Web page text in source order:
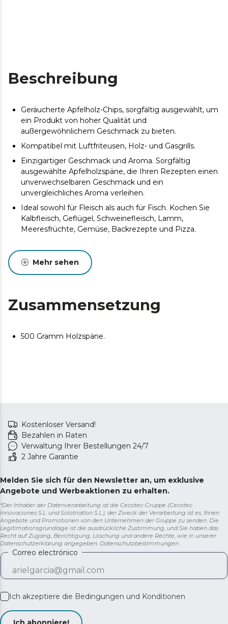
Beschreibung
Geräucherte Apfelholz-Chips, sorgfältig ausgewählt, um
ein Produkt von hoher Qualität und
außergewöhnlichem Geschmack zu bieten.
Kompatibel mit Luftfriteusen, Holz- und Gasgrills.
Einzigartiger Geschmack und Aroma. Sorgfältig
ausgewählte Apfelholzspäne, die Ihren Rezepten einen
unverwechselbaren Geschmack und ein
unvergleichliches Aroma verleihen.
Ideal sowohl für Fleisch als auch für Fisch. Kochen Sie
Kalbfleisch, Geflügel, Schweinefleisch, Lamm,
Meeresfrüchte, Gemüse, Backrezepte und Pizza.
Mehr sehen
Zusammensetzung
500 Gramm Holzspäne.
Kostenloser Versand!
Bezahlen in Raten
Verwaltung Ihrer Bestellungen 24/7
2 Jahre Garantie
Melden Sie sich für den Newsletter an, um exklusive
Angebote und Werbeaktionen zu erhalten.
*Der Inhaber der Datenverarbeitung ist die Cecotec-Gruppe (Cecotec
Innovaciones S.L. und Solotriatlon S.L.), der Zweck der Verarbeitung ist es, Ihnen
Angebote und Promotionen von den Unternehmen der Gruppe zu senden. Die
Legitimationsgrundlage ist die ausdrückliche Zustimmung, und Sie haben das
Recht auf Zugang, Berichtigung, Löschung und andere Rechte, wie in unserer
Datenschutzerklärung angegeben. Datenschutzbestimmungen
Correo electrónico
Ich akzeptiere die Bedingungen und Konditionen